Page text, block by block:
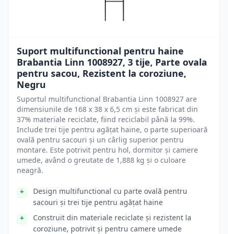
Suport multifunctional pentru haine
Brabantia Linn 1008927, 3 tije, Parte ovala
pentru sacou, Rezistent la coroziune,
Negru
Suportul multifunctional Brabantia Linn 1008927 are
dimensiunile de 168 x 38 x 6,5 cm și este fabricat din
37% materiale reciclate, fiind reciclabil până la 99%.
Include trei tije pentru agățat haine, o parte superioară
ovală pentru sacouri și un cârlig superior pentru
montare. Este potrivit pentru hol, dormitor și camere
umede, având o greutate de 1,888 kg și o culoare
neagră.
Design multifunctional cu parte ovală pentru
sacouri și trei tije pentru agățat haine
Construit din materiale reciclate și rezistent la
coroziune, potrivit și pentru camere umede